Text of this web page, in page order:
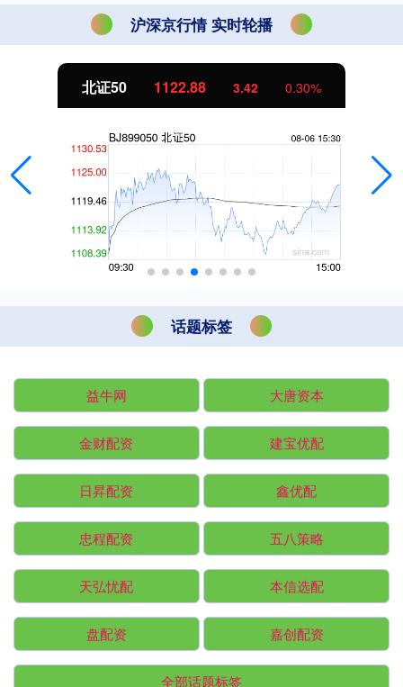
沪深京行情 实时轮播
北证50 1122.88 3.42 0.30%
话题标签
益牛网 大唐资本
金财配资 建宝优配
日昇配资 鑫优配
忠程配资 五八策略
天弘忧配 本信选配
盘配资 嘉创配资
全部话题标签